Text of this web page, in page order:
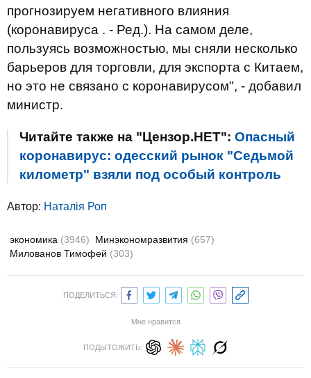
прогнозируем негативного влияния
(коронавируса . - Ред.). На самом деле,
пользуясь возможностью, мы сняли несколько
барьеров для торговли, для экспорта с Китаем,
но это не связано с коронавирусом", - добавил
министр.
Читайте также на "Цензор.НЕТ": Опасный
коронавирус: одесский рынок "Седьмой
километр" взяли под особый контроль
Автор: Наталія Роп
экономика (3946) Минэкономразвития (657)
Милованов Тимофей (303)
ПОДЕЛИТЬСЯ:
Мне нравится
ПОДЫТОЖИТЬ: